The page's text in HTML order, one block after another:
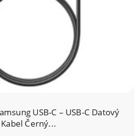
USB-C – USB-C Datový
Kabel Černý...